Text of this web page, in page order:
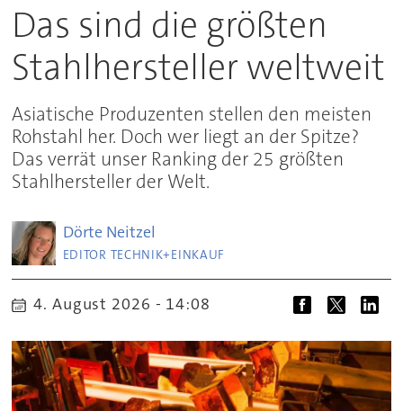
Das sind die größten
Stahlhersteller weltweit
Asiatische Produzenten stellen den meisten
Rohstahl her. Doch wer liegt an der Spitze?
Das verrät unser Ranking der 25 größten
Stahlhersteller der Welt.
Dörte Neitzel
EDITOR TECHNIK+EINKAUF
4. August 2026 - 14:08